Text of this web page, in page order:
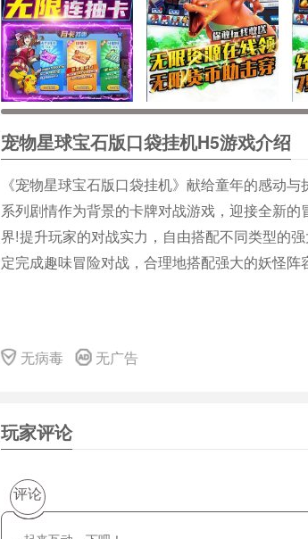
宠物星球宝石版口袋挂机H5游戏介绍
《宠物星球宝石版口袋挂机》献给童年的感动
系列剧情作为背景的卡牌对战游戏，迎接全新
界!提升玩家的对战实力，自由搭配不同类型的
定完成趣味冒险对战，合理地搭配强大的妖怪
无病毒 无广告
玩家评论
评论